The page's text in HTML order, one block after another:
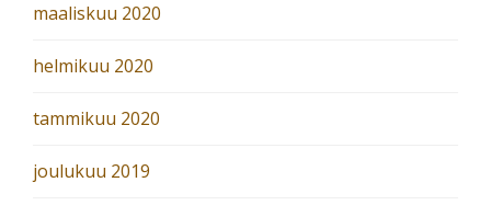
maaliskuu 2020
helmikuu 2020
tammikuu 2020
joulukuu 2019